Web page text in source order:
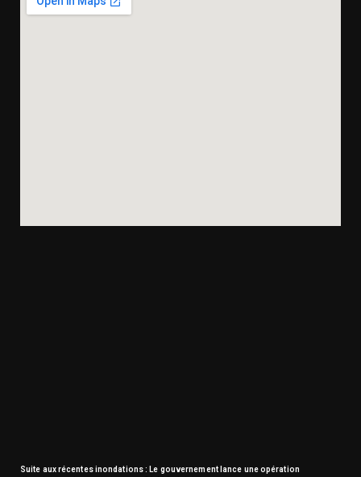
Suite aux récentes inondations : Le gouvernement lance une opération